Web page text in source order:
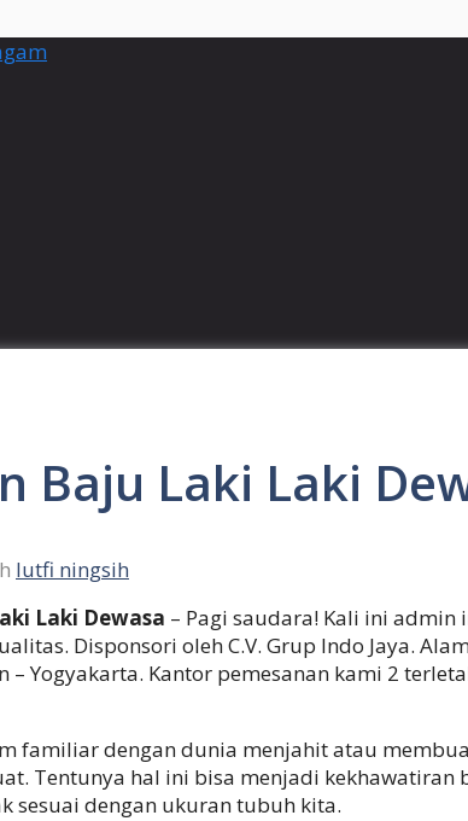
Baju Laki Laki
lutfi ningsih
Laki Dewasa – Pagi saudara! Kali ini admin
Disponsori oleh C.V. Grup Indo Jaya.
– Yogyakarta. Kantor pemesanan kami 2
familiar dengan dunia menjahit atau
Tentunya hal ini bisa menjadi
sesuai dengan ukuran tubuh kita.